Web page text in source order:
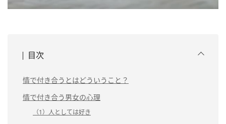
目次
情で付き合うとはどういうこと？
情で付き合う男女の心理
（1）人としては好き